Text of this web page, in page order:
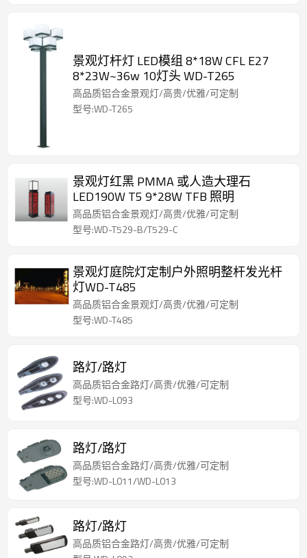
景观灯杆灯 LED模组 8*18W CFL E27
8*23W~36w 10灯头 WD-T265
高品质铝合金景观灯/高贵/优雅/可定制
型号:WD-T265
景观灯红黑 PMMA 或人造大理石
LED190W T5 9*28W TFB 照明
高品质铝合金景观灯/高贵/优雅/可定制
型号:WD-T529-B/T529-C
景观灯庭院灯定制户外照明整杆发光杆
灯WD-T485
高品质铝合金景观灯/高贵/优雅/可定制
型号:WD-T485
路灯/路灯
高品质铝合金路灯/高贵/优雅/可定制
型号:WD-L093
路灯/路灯
高品质铝合金路灯/高贵/优雅/可定制
型号:WD-L011/WD-L013
路灯/路灯
高品质铝合金路灯/高贵/优雅/可定制